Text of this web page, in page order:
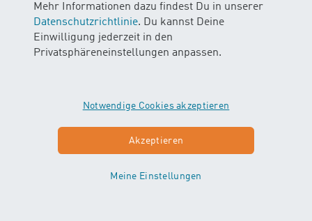
Mehr Informationen dazu findest Du in unserer
Datenschutzrichtlinie. Du kannst Deine
Einwilligung jederzeit in den
Privatsphäreneinstellungen anpassen.
Notwendige Cookies akzeptieren
Akzeptieren
Meine Einstellungen
Kinderwagen / Maxi Cosi
Wir bitten dich, die Kinderwagen draussen vor dem
Haupteingang links beim Unterstand zu deponieren.
Wickelmöglichkeiten